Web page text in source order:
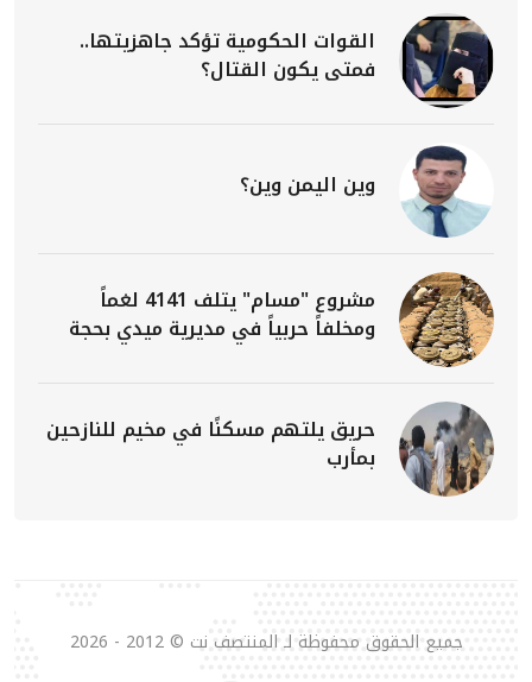
القوات الحكومية تؤكد جاهزيتها..
فمتى يكون القتال؟
وين اليمن وين؟
مشروع "مسام" يتلف 4141 لغماً
ومخلفاً حربياً في مديرية ميدي بحجة
حريق يلتهم مسكنًا في مخيم للنازحين
بمأرب
جميع الحقوق محفوظة لـ المنتصف نت © 2012 - 2026